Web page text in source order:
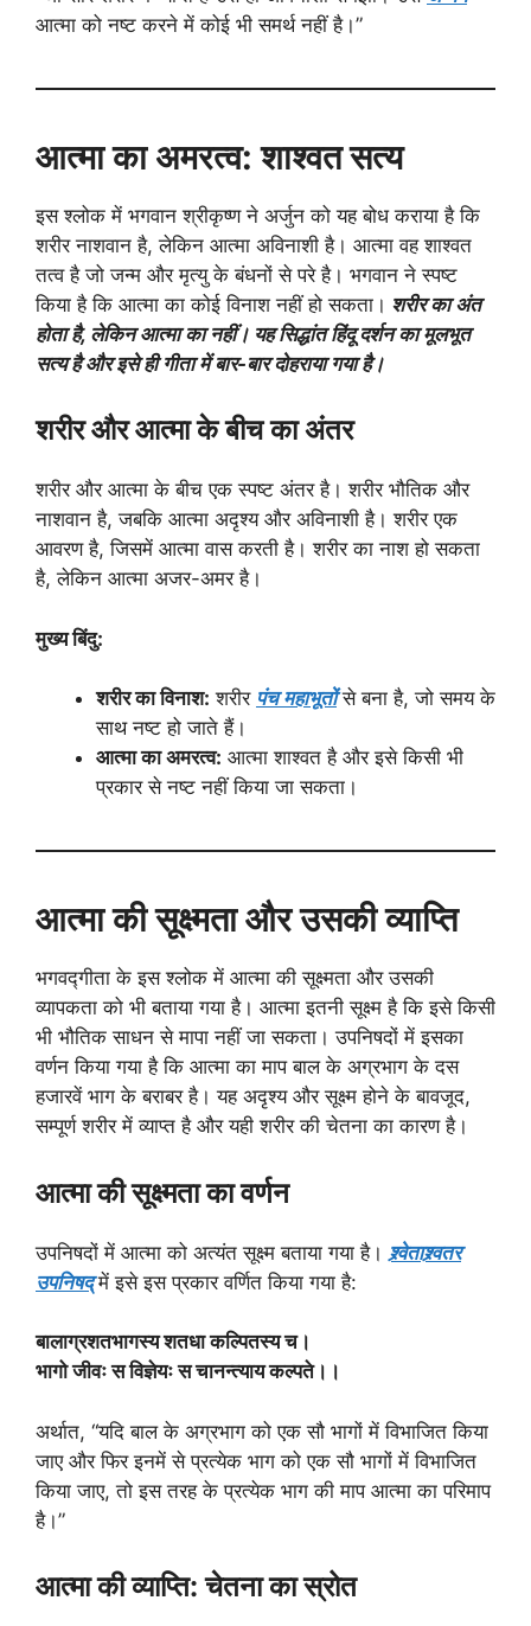
आत्मा को नष्ट करने में कोई भी समर्थ नहीं है।”
आत्मा का अमरत्व: शाश्वत सत्य
इस श्लोक में भगवान श्रीकृष्ण ने अर्जुन को यह बोध कराया है कि
शरीर नाशवान है, लेकिन आत्मा अविनाशी है। आत्मा वह शाश्वत
तत्व है जो जन्म और मृत्यु के बंधनों से परे है। भगवान ने स्पष्ट
किया है कि आत्मा का कोई विनाश नहीं हो सकता। शरीर का अंत
होता है, लेकिन आत्मा का नहीं। यह सिद्धांत हिंदू दर्शन का मूलभूत
सत्य है और इसे ही गीता में बार-बार दोहराया गया है।
शरीर और आत्मा के बीच का अंतर
शरीर और आत्मा के बीच एक स्पष्ट अंतर है। शरीर भौतिक और
नाशवान है, जबकि आत्मा अदृश्य और अविनाशी है। शरीर एक
आवरण है, जिसमें आत्मा वास करती है। शरीर का नाश हो सकता
है, लेकिन आत्मा अजर-अमर है।
मुख्य बिंदु:
शरीर का विनाश: शरीर पंच महाभूतोंसे बना है, जो समय के
साथ नष्ट हो जाते हैं।
आत्मा का अमरत्व: आत्मा शाश्वत है और इसे किसी भी
प्रकार से नष्ट नहीं किया जा सकता।
आत्मा की सूक्ष्मता और उसकी व्याप्ति
भगवद्गीता के इस श्लोक में आत्मा की सूक्ष्मता और उसकी
व्यापकता को भी बताया गया है। आत्मा इतनी सूक्ष्म है कि इसे किसी
भी भौतिक साधन से मापा नहीं जा सकता। उपनिषदों में इसका
वर्णन किया गया है कि आत्मा का माप बाल के अग्रभाग के दस
हजारवें भाग के बराबर है। यह अदृश्य और सूक्ष्म होने के बावजूद,
सम्पूर्ण शरीर में व्याप्त है और यही शरीर की चेतना का कारण है।
आत्मा की सूक्ष्मता का वर्णन
उपनिषदों में आत्मा को अत्यंत सूक्ष्म बताया गया है। श्र्वेताश्र्वतर
उपनिषद्में इसे इस प्रकार वर्णित किया गया है:
बालाग्रशतभागस्य शतधा कल्पितस्य च।
भागो जीवः स विज्ञेयः स चानन्त्याय कल्पते।।
अर्थात, “यदि बाल के अग्रभाग को एक सौ भागों में विभाजित किया
जाए और फिर इनमें से प्रत्येक भाग को एक सौ भागों में विभाजित
किया जाए, तो इस तरह के प्रत्येक भाग की माप आत्मा का परिमाप
है।”
आत्मा की व्याप्ति: चेतना का स्रोत